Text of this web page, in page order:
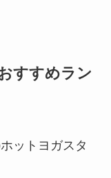
すすめラン
ットヨガスタ